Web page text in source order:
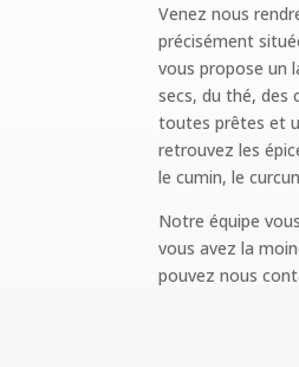
Venez nous
précisément
vous propose un
secs, du thé, des
toutes prêtes et
retrouvez les
le cumin, le
Notre équipe
vous avez la
pouvez nous